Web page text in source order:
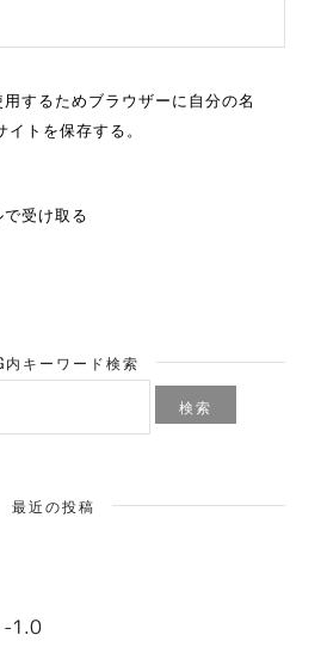
するためブラウザーに自分の名
トを保存する。
受け取る
内キーワード検索
最近の投稿
-1.0